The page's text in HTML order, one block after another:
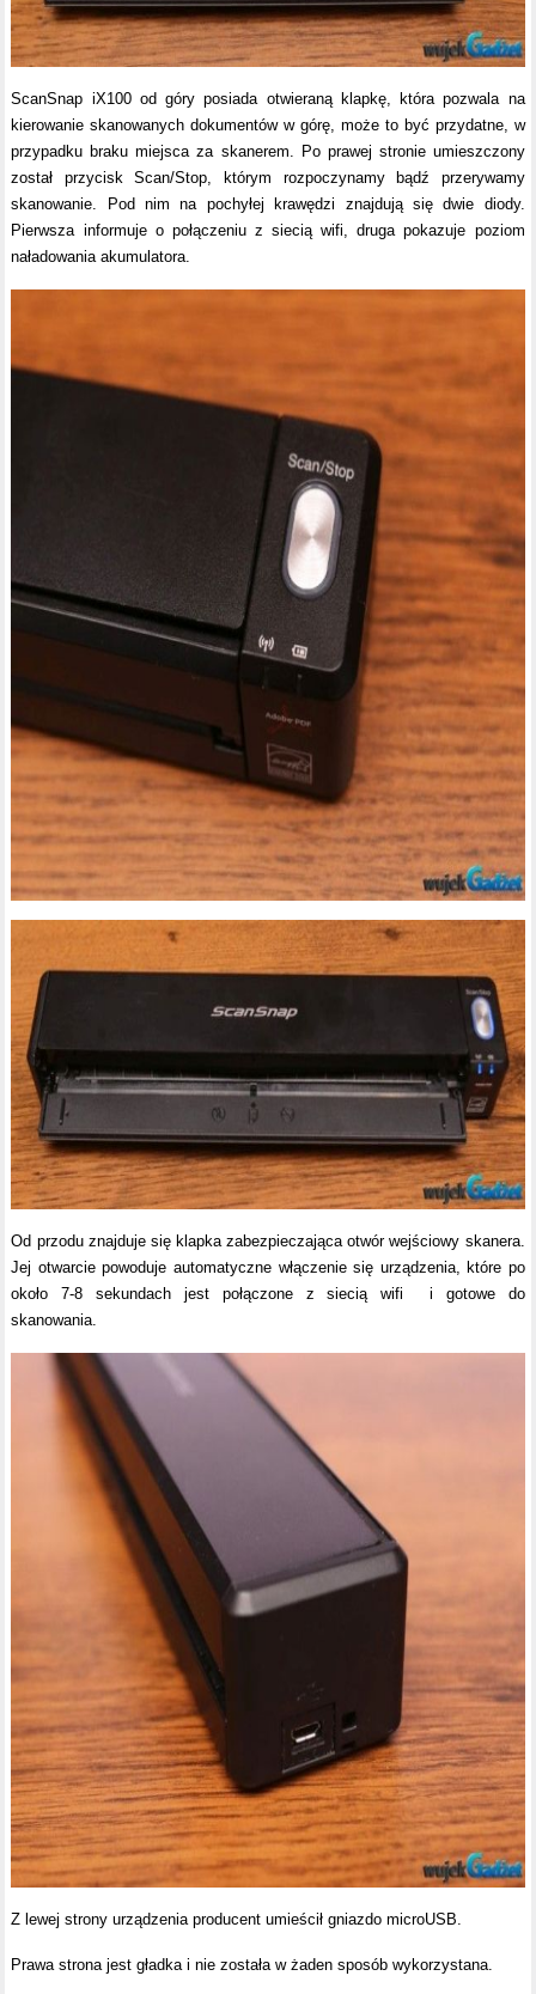
ScanSnap iX100 od góry posiada otwieraną klapkę, która pozwala na
kierowanie skanowanych dokumentów w górę, może to być przydatne, w
przypadku braku miejsca za skanerem. Po prawej stronie umieszczony
został przycisk Scan/Stop, którym rozpoczynamy bądź przerywamy
skanowanie. Pod nim na pochyłej krawędzi znajdują się dwie diody.
Pierwsza informuje o połączeniu z siecią wifi, druga pokazuje poziom
naładowania akumulatora.
Od przodu znajduje się klapka zabezpieczająca otwór wejściowy skanera.
Jej otwarcie powoduje automatyczne włączenie się urządzenia, które po
około 7-8 sekundach jest połączone z siecią wifi i gotowe do
skanowania.
Z lewej strony urządzenia producent umieścił gniazdo microUSB.
Prawa strona jest gładka i nie została w żaden sposób wykorzystana.